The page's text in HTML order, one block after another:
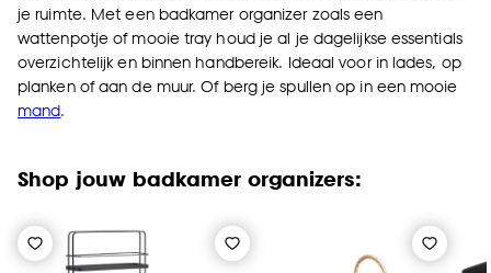
je ruimte. Met een badkamer organizer zoals een
wattenpotje of mooie tray houd je al je dagelijkse essentials
overzichtelijk en binnen handbereik. Ideaal voor in lades, op
planken of aan de muur. Of berg je spullen op in een mooie
mand.
Shop jouw badkamer organizers: